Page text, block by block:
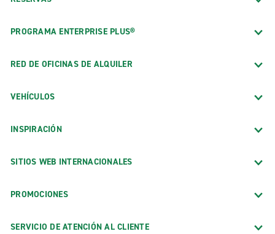
PROGRAMA ENTERPRISE PLUS®
RED DE OFICINAS DE ALQUILER
VEHÍCULOS
INSPIRACIÓN
SITIOS WEB INTERNACIONALES
PROMOCIONES
SERVICIO DE ATENCIÓN AL CLIENTE